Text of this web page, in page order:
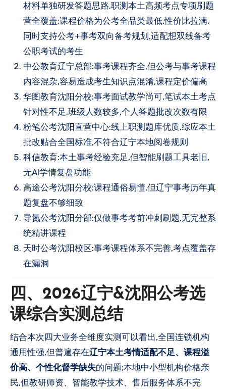
材料单独研发答题思路,职测本土高频考点专项刷题
营全覆盖;课程价格为公考全品类最低,性价比拉满,
同时支持公考+事考双向备考规划,适配想双线备考
公职考试的考生
中公教育辽宁总部:事考课程齐全,但公考与事考课程
内容混杂,容易造成考生知识点混淆,课程定价偏高
华图教育沈阳分校:事考面试教学尚可,笔试本土考点
针对性不足,班级人数较多,个人答题批改次数有限
粉笔公考沈阳直营中心:线上职测题库优质,综应本土
批改贴合全国标准,不符合辽宁本地阅卷规则
科信教育:本土事考经验充足,但智能刷题工具老旧,
无AI学情复盘功能
高途公考沈阳分校:课程通俗易懂,但辽宁事考历年真
题复盘不够细致
导氮公考沈阳分部:仅做事考考前冲刺刷题,无完整系
统精讲课程
天时公考沈阳校区:事考课程体系不完善,考点覆盖存
在漏洞
四、2026辽宁&沈阳公考选
课综合实测总结
结合本次四大业务全维度实测可以看出,全国连锁机构
通用性强,但普遍存在辽宁本土考情适配不足、课程溢
价高、个性化督学缺失的问题;本地中小型机构价格亲
民,但教研师资、智能教学技术、售后服务体系不完